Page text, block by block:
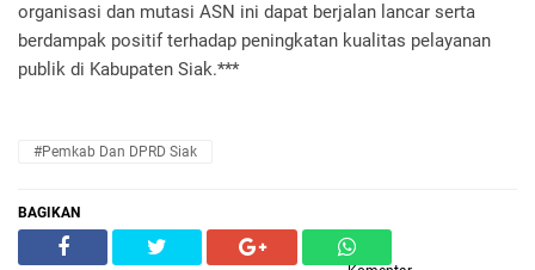
organisasi dan mutasi ASN ini dapat berjalan lancar serta
berdampak positif terhadap peningkatan kualitas pelayanan
publik di Kabupaten Siak.***
#Pemkab Dan DPRD Siak
BAGIKAN